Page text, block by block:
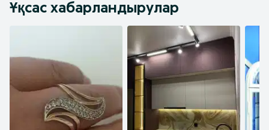
Ұқсас хабарландырулар